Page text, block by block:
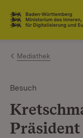
Zum Inhalt
Link zur Startseite
Mediathek
Besuch